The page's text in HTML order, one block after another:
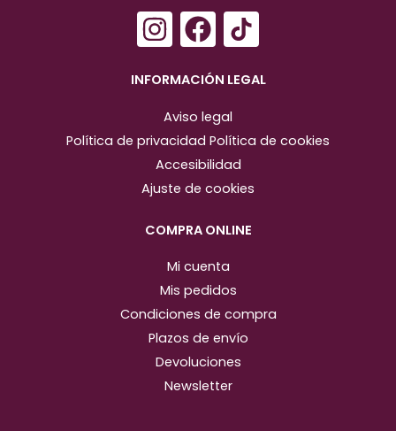
I
n
s
a
g
r
m
F
a
c
e
b
o
o
INFORMACIÓN LEGAL
Aviso legal
Política de privacidad Política de cookies
Accesibilidad
Ajuste de cookies
COMPRA ONLINE
Mi cuenta
Mis pedidos
Condiciones de compra
Plazos de envío
Devoluciones
Newsletter